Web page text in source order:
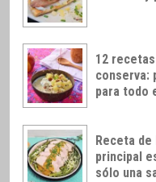
12
conserva:
para todo
Receta
principal
sólo una